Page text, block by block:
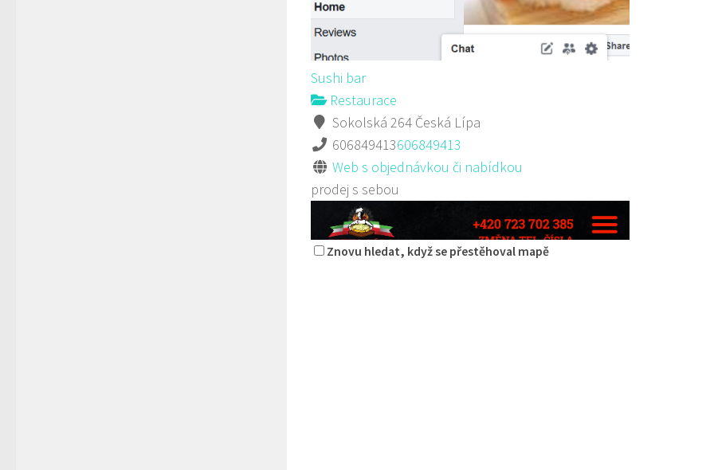
Sushi bar
Restaurace
Sokolská 264 Česká Lípa
606849413606849413
Web s objednávkou či nabídkou
prodej s sebou
Znovu hledat, když se přestěhoval mapě